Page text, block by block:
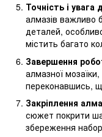
Точність і увага
алмазів важливо
деталей,
містить багато
Завершення
алмазної
переконавшись,
Закріплення
сюжет покрити
збереження